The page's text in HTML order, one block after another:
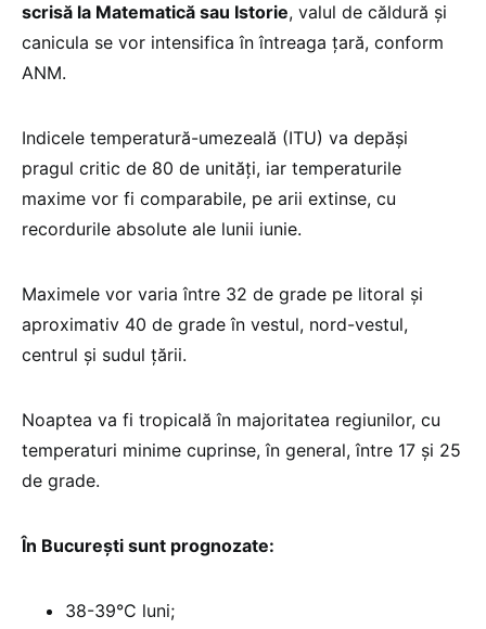
scrisă la Matematică sau Istorie, valul de căldură și
canicula se vor intensifica în întreaga țară, conform
ANM.
Indicele temperatură-umezeală (ITU) va depăși
pragul critic de 80 de unități, iar temperaturile
maxime vor fi comparabile, pe arii extinse, cu
recordurile absolute ale lunii iunie.
Maximele vor varia între 32 de grade pe litoral și
aproximativ 40 de grade în vestul, nord-vestul,
centrul și sudul țării.
Noaptea va fi tropicală în majoritatea regiunilor, cu
temperaturi minime cuprinse, în general, între 17 și 25
de grade.
În București sunt prognozate:
38-39°C luni;